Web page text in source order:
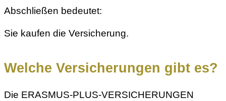
Abschließen bedeutet:
Sie kaufen die Versicherung.
Welche Versicherungen gibt es?
Die ERASMUS-PLUS-VERSICHERUNGEN